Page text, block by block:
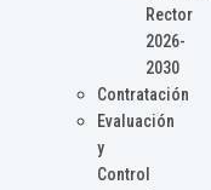
Rector
2026-
2030
Contratación
Evaluación
y
Control